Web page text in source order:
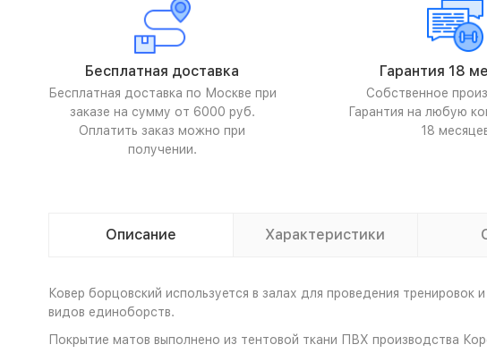
Бесплатная доставка
Бесплатная доставка по Москве при
заказе на сумму от 6000 руб.
Оплатить заказ можно при
получении.
Гарантия 18
Собственное
Гарантия на любую
18
Описание Характеристики
Ковер борцовский используется в залах для проведения
видов единоборств.
Покрытие матов выполнено из тентовой ткани ПВХ производства